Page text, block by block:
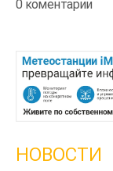
0 коментарии
НОВОСТИ